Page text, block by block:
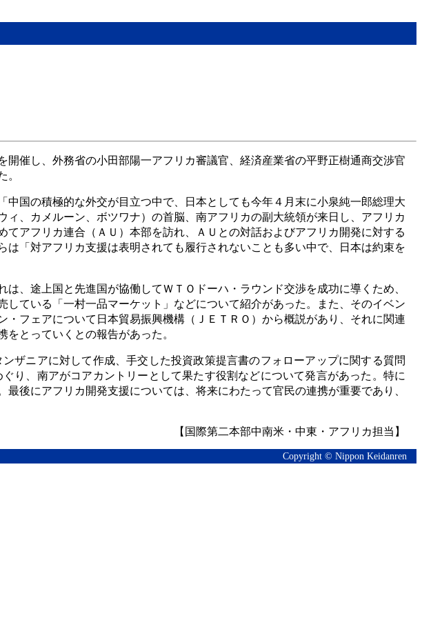
催し、外務省の小田部陽一アフリカ審議官、経済産業省の平野正樹通商交渉官
。
国の積極的な外交が目立つ中で、日本としても今年４月末に小泉純一郎総理大
、カメルーン、ボツワナ）の首脳、南アフリカの副大統領が来日し、アフリカ
アフリカ連合（ＡＵ）本部を訪れ、ＡＵとの対話およびアフリカ開発に対する
「対アフリカ支援は表明されても履行されないことも多い中で、日本は約束を
、途上国と先進国が協働してＷＴＯドーハ・ラウンド交渉を成功に導くため、
ている「一村一品マーケット」などについて紹介があった。また、そのイベン
フェアについて日本貿易振興機構（ＪＥＴＲＯ）から概説があり、それに関連
とっていくとの報告があった。
ザニアに対して作成、手交した投資政策提言書のフォローアップに関する質問
り、南アがコアカントリーとして果たす役割などについて発言があった。特に
後にアフリカ開発支援については、将来にわたって官民の連携が重要であり、
【国際第二本部中南米・中東・アフリカ担当】
Copyright © Nippon Keidanren